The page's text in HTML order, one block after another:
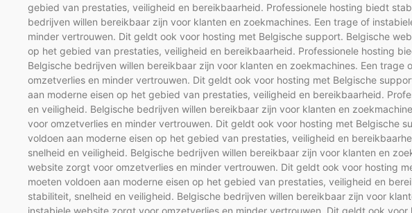
gebied van prestaties, veiligheid en bereikbaarheid. Professionele hosting biedt
bedrijven willen bereikbaar zijn voor klanten en zoekmachines. Een trage of
minder vertrouwen. Dit geldt ook voor hosting met Belgische support. Belgische
op het gebied van prestaties, veiligheid en bereikbaarheid. Professionele hosting
Belgische bedrijven willen bereikbaar zijn voor klanten en zoekmachines. Een trage
omzetverlies en minder vertrouwen. Dit geldt ook voor hosting met Belgische
aan moderne eisen op het gebied van prestaties, veiligheid en bereikbaarheid.
en veiligheid. Belgische bedrijven willen bereikbaar zijn voor klanten en
voor omzetverlies en minder vertrouwen. Dit geldt ook voor hosting met Belgische
voldoen aan moderne eisen op het gebied van prestaties, veiligheid en
snelheid en veiligheid. Belgische bedrijven willen bereikbaar zijn voor klanten en
website zorgt voor omzetverlies en minder vertrouwen. Dit geldt ook voor hosting
moeten voldoen aan moderne eisen op het gebied van prestaties, veiligheid en
stabiliteit, snelheid en veiligheid. Belgische bedrijven willen bereikbaar zijn voor
instabiele website zorgt voor omzetverlies en minder vertrouwen. Dit geldt ook